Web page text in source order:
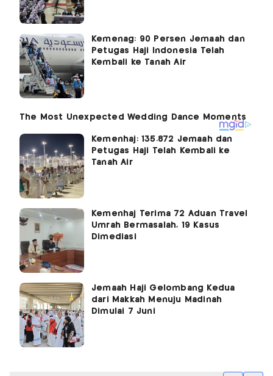
Kemenag: 90 Persen Jemaah dan
Petugas Haji Indonesia Telah
Kembali ke Tanah Air
Kemenhaj: 135.872 Jemaah dan
Petugas Haji Telah Kembali ke
Tanah Air
Kemenhaj Terima 72 Aduan Travel
Umrah Bermasalah, 19 Kasus
Dimediasi
Jemaah Haji Gelombang Kedua
dari Makkah Menuju Madinah
Dimulai 7 Juni